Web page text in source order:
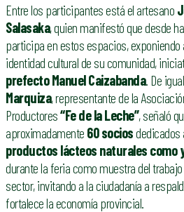
Entre los participantes está el artesano
Salasaka, quien manifestó que desde
participa en estos espacios,
identidad cultural de su comunidad,
prefecto Manuel Caizabanda. De
Marquiza, representante de la
Productores“Fe de la Leche”, señaló
aproximadamente 60 sociosdedicados
productos lácteos naturales como
durante la feria como muestra del
sector, invitando a la ciudadanía a
fortalece la economía provincial.